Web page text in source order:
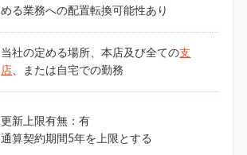
める業務への配置転換可能性あり
当社の定める場所、本店及び全ての支
店、または自宅での勤務
更新上限有無：有
通算契約期間5年を上限とする